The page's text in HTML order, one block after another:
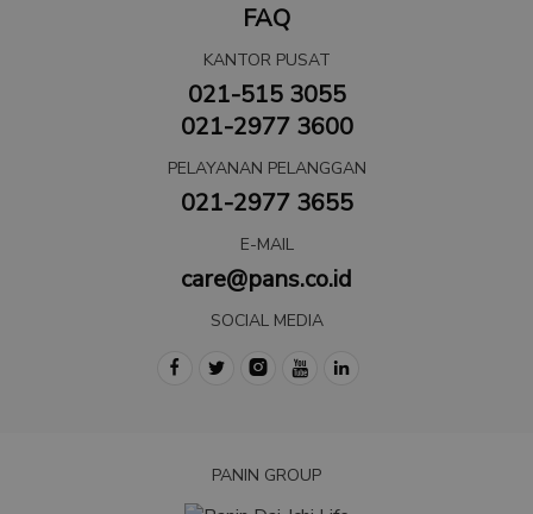
FAQ
KANTOR PUSAT
021-515 3055
021-2977 3600
PELAYANAN PELANGGAN
021-2977 3655
E-MAIL
care@pans.co.id
SOCIAL MEDIA
PANIN GROUP